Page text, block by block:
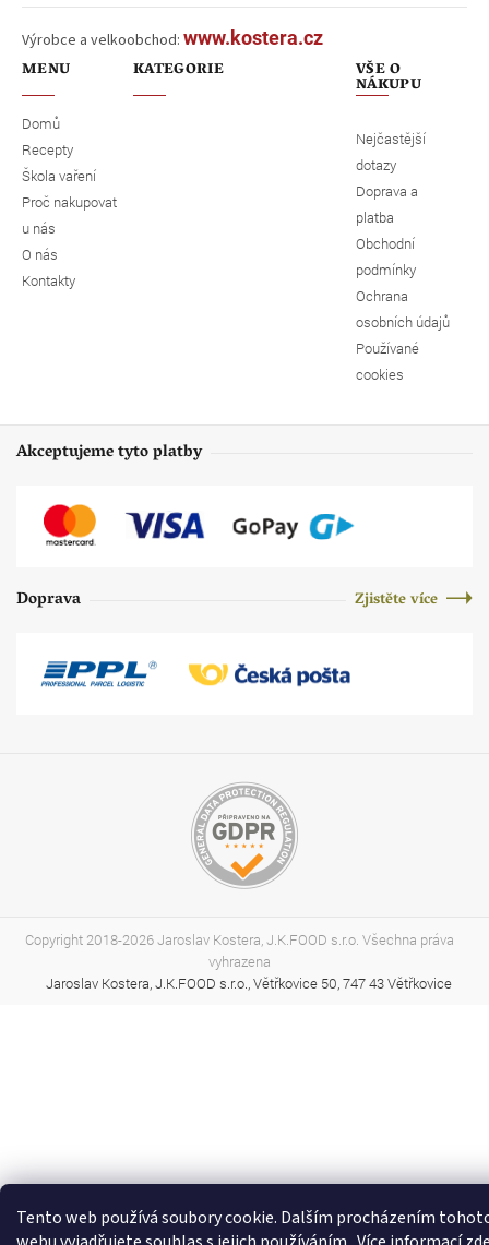
Tento web používá soubory cookie. Dalším procházením
Výrobce a velkoobchod: www.kostera.cz
MENU
Domů
Recepty
Škola vaření
Proč nakupovat
u nás
O nás
Kontakty
KATEGORIE VŠE O
NÁKUPU
Nejčastější
dotazy
Doprava a
platba
Obchodní
podmínky
Ochrana
osobních údajů
Používané
cookies
Akceptujeme tyto platby
Doprava Zjistěte více
Copyright 2018-2026 Jaroslav Kostera, J.K.FOOD s.r.o. Všechna práva
vyhrazena
Jaroslav Kostera, J.K.FOOD s.r.o., Větřkovice 50, 747 43 Větřkovice